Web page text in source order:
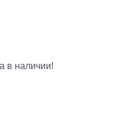
в наличии!